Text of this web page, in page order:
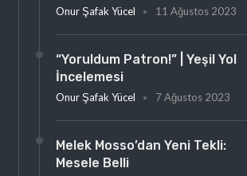
Onur Şafak Yücel 11 Ağustos 2023
“Yoruldum Patron!” | Yeşil Yol
İncelemesi
Onur Şafak Yücel 7 Ağustos 2023
Melek Mosso’dan Yeni Tekli:
Mesele Belli